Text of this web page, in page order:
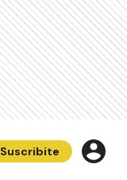
Suscribite